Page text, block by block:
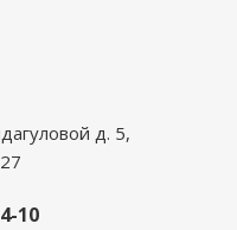
д. 5,
10